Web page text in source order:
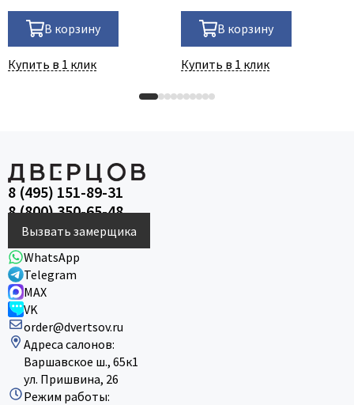
В корзину
Купить в 1 клик
В корзину
Купить в 1 клик
8 (495) 151-89-31
8 (800) 350-65-48
Вызвать замерщика
WhatsApp
Telegram
MAX
VK
order@dvertsov.ru
Адреса салонов:
Варшавское ш., 65к1
ул. Пришвина, 26
Режим работы: